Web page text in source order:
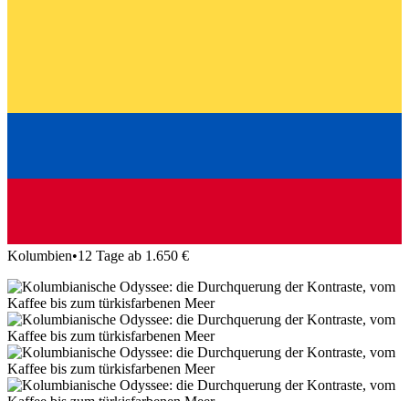
Kolumbien•12 Tage ab 1.650 €